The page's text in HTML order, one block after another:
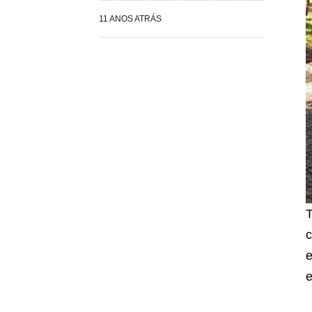
11 ANOS ATRÁS